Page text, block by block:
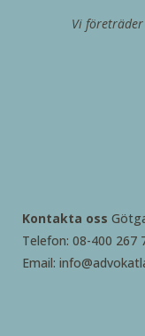
Vi
Kontakta oss
Telefon: 08-400 267
Email: